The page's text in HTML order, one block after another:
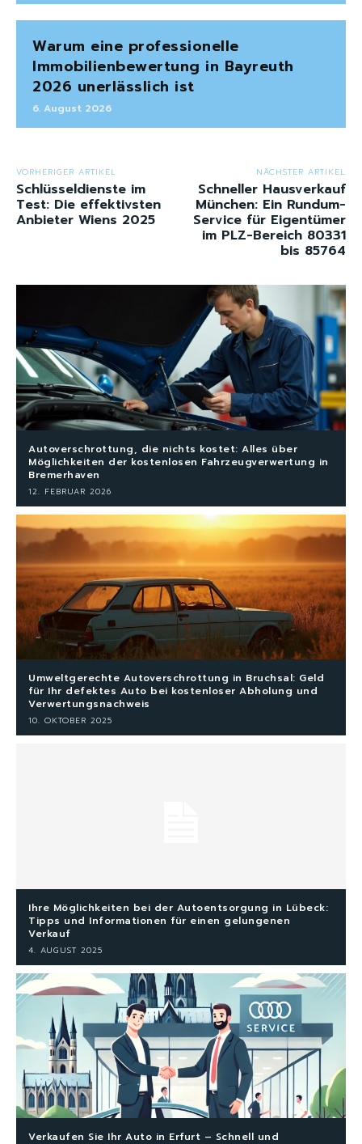
Warum eine professionelle
Immobilienbewertung in Bayreuth
2026 unerlässlich ist
6. August 2026
VORHERIGER ARTIKEL
Schlüsseldienste im
Test: Die effektivsten
Anbieter Wiens 2025
NÄCHSTER ARTIKEL
Schneller Hausverkauf
München: Ein Rundum-
Service für Eigentümer
im PLZ-Bereich 80331
bis 85764
Autoverschrottung, die nichts kostet: Alles über
Möglichkeiten der kostenlosen Fahrzeugverwertung in
Bremerhaven
12. FEBRUAR 2026
Umweltgerechte Autoverschrottung in Bruchsal: Geld
für Ihr defektes Auto bei kostenloser Abholung und
Verwertungsnachweis
10. OKTOBER 2025
Ihre Möglichkeiten bei der Autoentsorgung in Lübeck:
Tipps und Informationen für einen gelungenen
Verkauf
4. AUGUST 2025
Verkaufen Sie Ihr Auto in Erfurt – Schnell und